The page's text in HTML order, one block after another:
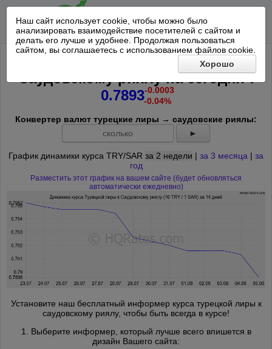
Наш сайт использует cookie, чтобы можно было
анализировать взаимодействие посетителей с сайтом и
делать его лучше и удобнее. Продолжая пользоваться
сайтом, вы соглашаетесь с использованием файлов cookie.
Хорошо
Курс 10 Турецкая лира к
Саудовскому риялу насегодня*:
0.7893-0.0003
-0.04%
Конвертер валют турецкие лиры → саудовские риялы:
►
График динамики курса TRY/SAR за 2 недели | за 3 месяца | за
год
Разместить этот график на вашем сайте (будет обновляться
автоматически ежедневно)
Установите наш бесплатный информер курса турецкой лиры к
саудовскому риялу, чтобы быть всегда в курсе!
1. Выберите информер, который лучше всего впишется в
дизайн Вашего сайта: